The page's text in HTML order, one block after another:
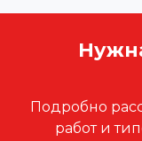
Подробно
работ и